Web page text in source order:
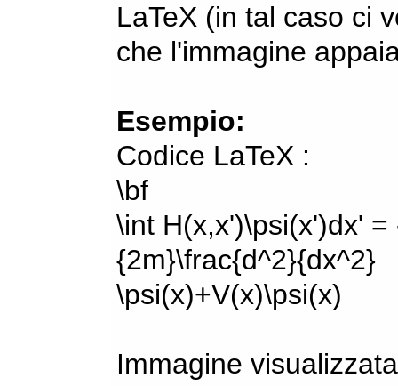
LaTeX (in tal caso ci
che l'immagine
Esempio:
Codice LaTeX :
\bf
\int H(x,x')\psi(x')dx'
{2m}\frac{d^2}{dx^2}
\psi(x)+V(x)\psi(x)
Immagine